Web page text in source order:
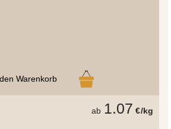
Warenkorb
ab 1.07 €/kg